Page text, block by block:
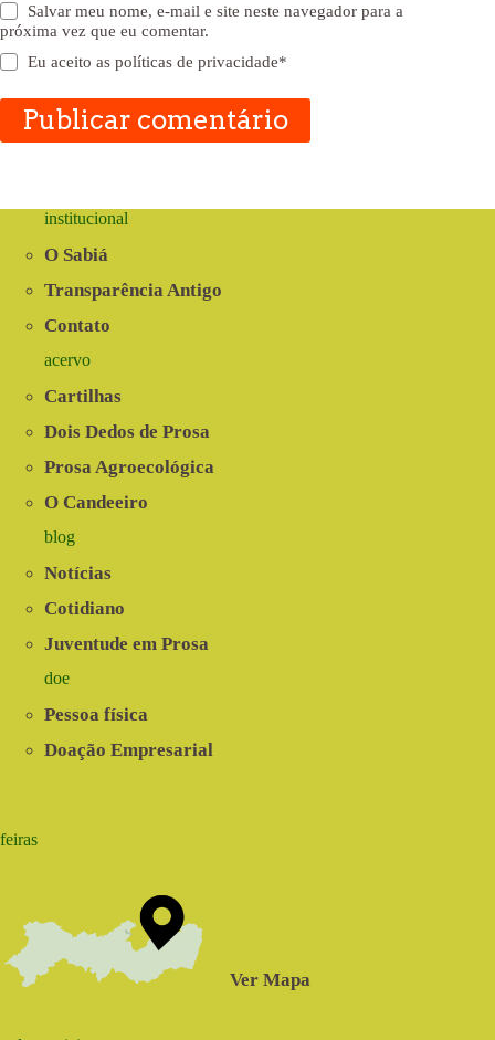
Salvar meu nome, e-mail e site neste navegador para a
próxima vez que eu comentar.
Eu aceito aspolíticas de privacidade*
Publicar comentário
institucional
O Sabiá
Transparência Antigo
Contato
acervo
Cartilhas
Dois Dedos de Prosa
Prosa Agroecológica
O Candeeiro
blog
Notícias
Cotidiano
Juventude em Prosa
doe
Pessoa física
Doação Empresarial
feiras
Ver Mapa